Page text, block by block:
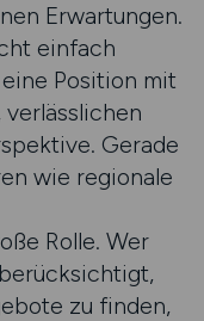
Erwartungen.
einfach
Position mit
Gerade
wie regionale
Rolle. Wer
zu finden,